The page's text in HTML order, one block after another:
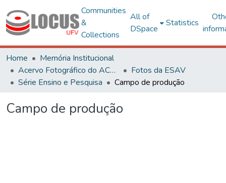
Communities
&
Collections
All of
DSpace
Statistics
Home
Memória Institucional
Acervo Fotográfico do ACH-UFV
Fotos da ESAV
Série Ensino e Pesquisa
Campo de produção
Campo de produção